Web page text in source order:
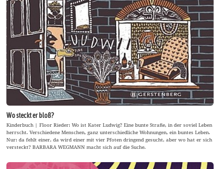
Wo steckt er bloß?
Kinderbuch | Floor Rieder: Wo ist Kater Ludwig? Eine bunte Straße, in der soviel Leben
herrscht. Verschiedene Menschen, ganz unterschiedliche Wohnungen, ein buntes Leben.
Nur: da fehlt einer, da wird einer mit vier Pfoten dringend gesucht, aber wo hat er sich
versteckt? BARBARA WEGMANN macht sich auf die Suche.